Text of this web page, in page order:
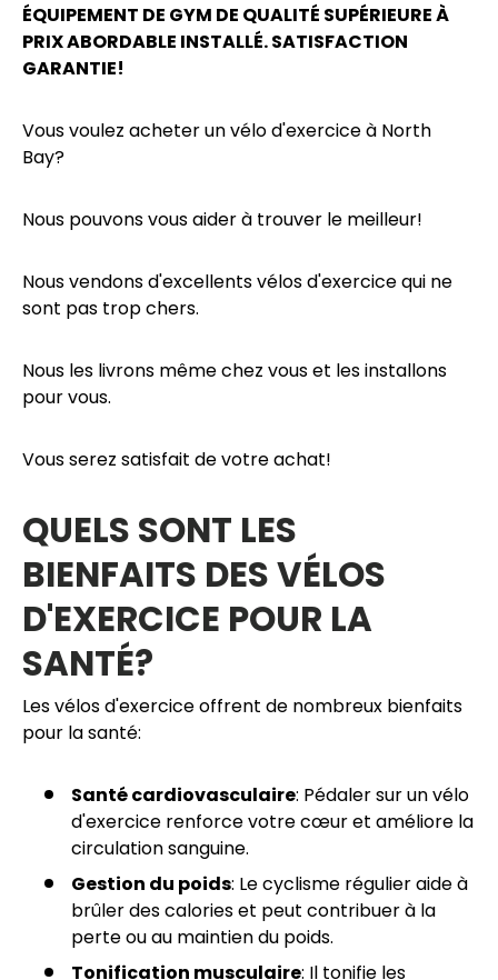
ÉQUIPEMENT DE GYM DE QUALITÉ SUPÉRIEURE À
PRIX ABORDABLE INSTALLÉ. SATISFACTION
GARANTIE!
Vous voulez acheter un vélo d'exercice à North
Bay?
Nous pouvons vous aider à trouver le meilleur!
Nous vendons d'excellents vélos d'exercice qui ne
sont pas trop chers.
Nous les livrons même chez vous et les installons
pour vous.
Vous serez satisfait de votre achat!
QUELS SONT LES
BIENFAITS DES VÉLOS
D'EXERCICE POUR LA
SANTÉ?
Les vélos d'exercice offrent de nombreux bienfaits
pour la santé:
Santé cardiovasculaire: Pédaler sur un vélo
d'exercice renforce votre cœur et améliore la
circulation sanguine.
Gestion du poids: Le cyclisme régulier aide à
brûler des calories et peut contribuer à la
perte ou au maintien du poids.
Tonification musculaire: Il tonifie les